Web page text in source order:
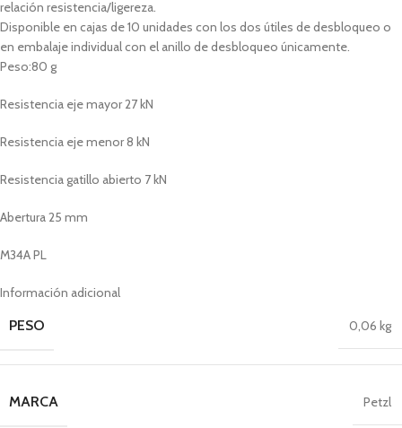
relación resistencia/ligereza.
Disponible en cajas de 10 unidades con los dos útiles de desbloqueo o
en embalaje individual con el anillo de desbloqueo únicamente.
Peso:80 g
Resistencia eje mayor 27 kN
Resistencia eje menor 8 kN
Resistencia gatillo abierto 7 kN
Abertura 25 mm
M34A PL
Información adicional
PESO 0,06 kg
MARCA Petzl